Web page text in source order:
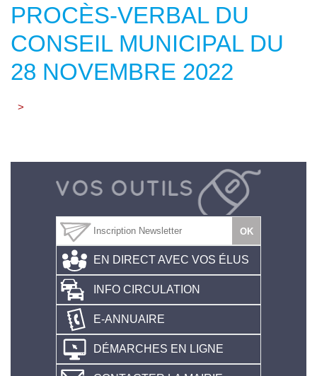
PROCÈS-VERBAL DU
CONSEIL MUNICIPAL DU
28 NOVEMBRE 2022
>
EN DIRECT AVEC VOS ÉLUS
INFO CIRCULATION
E-ANNUAIRE
DÉMARCHES EN LIGNE